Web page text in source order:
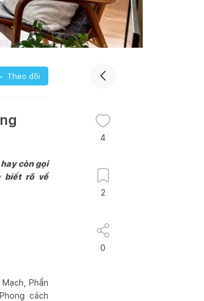
Theo dõi
còn gọi
biết rõ về
Phần
cách
4
2
0